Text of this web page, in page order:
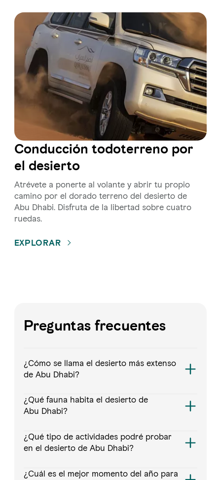
Conducción todoterreno por
el desierto
Atrévete a ponerte al volante y abrir tu propio
camino por el dorado terreno del desierto de
Abu Dhabi. Disfruta de la libertad sobre cuatro
ruedas.
EXPLORAR
Preguntas frecuentes
¿Cómo se llama el desierto más extenso
de Abu Dhabi?
¿Qué fauna habita el desierto de
Abu Dhabi?
¿Qué tipo de actividades podré probar
en el desierto de Abu Dhabi?
¿Cuál es el mejor momento del año para